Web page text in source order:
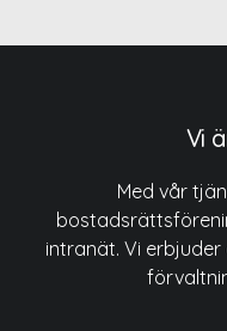
Vi
Med vår
intranät. Vi